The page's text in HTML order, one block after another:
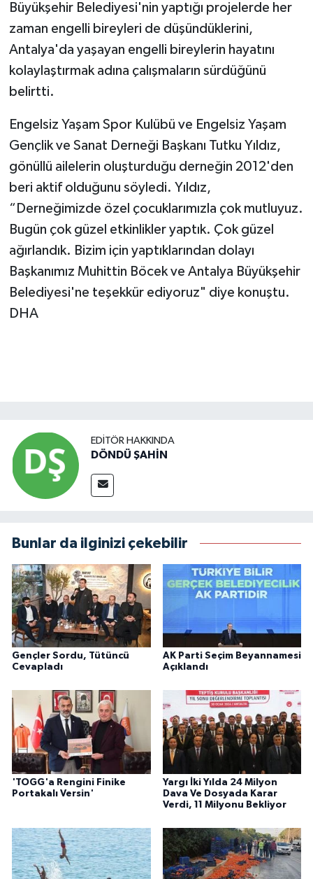
Büyükşehir Belediyesi'nin yaptığı projelerde her
zaman engelli bireyleri de düşündüklerini,
Antalya'da yaşayan engelli bireylerin hayatını
kolaylaştırmak adına çalışmaların sürdüğünü
belirtti.
Engelsiz Yaşam Spor Kulübü ve Engelsiz Yaşam
Gençlik ve Sanat Derneği Başkanı Tutku Yıldız,
gönüllü ailelerin oluşturduğu derneğin 2012'den
beri aktif olduğunu söyledi. Yıldız,
“Derneğimizde özel çocuklarımızla çok mutluyuz.
Bugün çok güzel etkinlikler yaptık. Çok güzel
ağırlandık. Bizim için yaptıklarından dolayı
Başkanımız Muhittin Böcek ve Antalya Büyükşehir
Belediyesi'ne teşekkür ediyoruz" diye konuştu.
DHA
EDITÖR HAKKINDA
DÖNDÜ ŞAHİN
Bunlar da ilginizi çekebilir
Gençler Sordu, Tütüncü
Cevapladı
AK Parti Seçim Beyannamesi
Açıklandı
'TOGG'a Rengini Finike
Portakalı Versin'
Yargı İki Yılda 24 Milyon
Dava Ve Dosyada Karar
Verdi, 11 Milyonu Bekliyor